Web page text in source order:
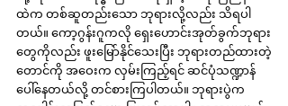
ထဲက တစ်ဆူတည်းသော ဘုရားလို့လည်း သိရပါ
တယ်။ ကော့ဂွန်းဂူကလို ရှေးဟောင်းအုတ်ခွက်ဘုရား
တွေကိုလည်း ဖူးမြော်နိုင်သေးပြီး ဘုရားတည်ထားတဲ့
တောင်ကို အဝေးက လှမ်းကြည့်ရင် ဆင်ပုံသဏ္ဍာန်
ပေါ်နေတယ်လို့ တင်စားကြပါတယ်။ ဘုရားပွဲက